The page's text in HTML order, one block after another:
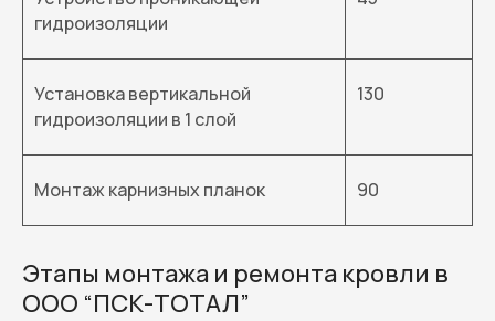
гидроизоляции
Установка вертикальной
гидроизоляции в 1 слой
130
Монтаж карнизных планок 90
Этапы монтажа и ремонта кровли в
ООО “ПСК-ТОТАЛ”